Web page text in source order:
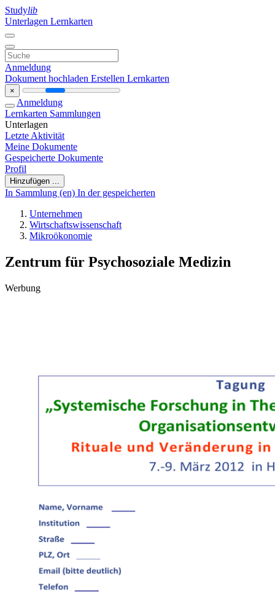
Studylib
Unterlagen Lernkarten
Anmeldung
Dokument hochladen Erstellen Lernkarten
×
Anmeldung
Lernkarten Sammlungen
Unterlagen
Letzte Aktivität
Meine Dokumente
Gespeicherte Dokumente
Profil
Hinzufügen ...
In Sammlung (en) In der gespeicherten
Unternehmen
Wirtschaftswissenschaft
Mikroökonomie
Zentrum für Psychosoziale Medizin
Werbung